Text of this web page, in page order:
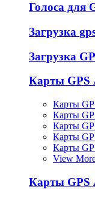
Голоса для
Загрузка
Загрузка
Карты GPS
Карты
Карты
Карты
Карты
Карты
View
Карты GPS